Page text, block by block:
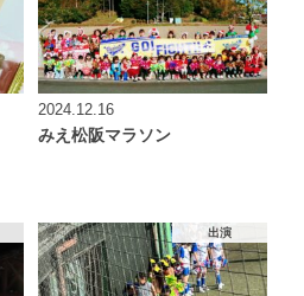
2024.12.16
みえ松阪マラソン
出演